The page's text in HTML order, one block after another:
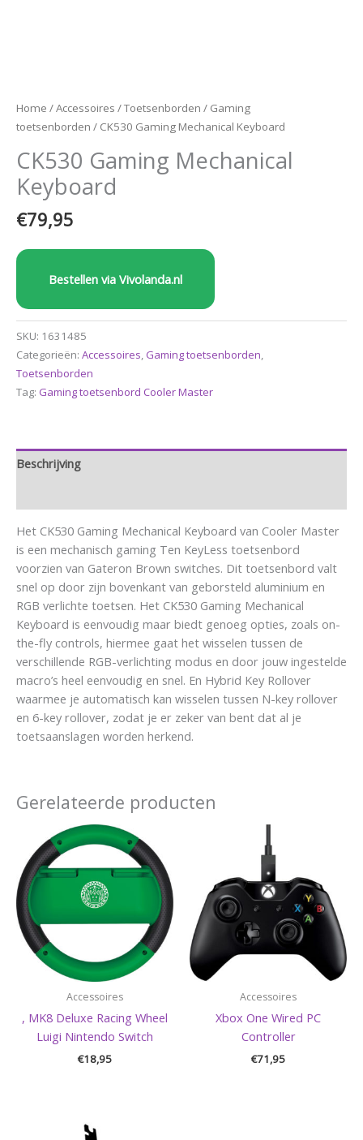
Home /Accessoires /Toetsenborden / Gaming
toetsenborden / CK530 Gaming Mechanical Keyboard
CK530 Gaming Mechanical
Keyboard
€79,95
Bestellen via Vivolanda.nl
SKU: 1631485
Categorieën: Accessoires, Gaming toetsenborden,
Toetsenborden
Tag: Gaming toetsenbord Cooler Master
Beschrijving
Het CK530 Gaming Mechanical Keyboard van Cooler Master
is een mechanisch gaming Ten KeyLess toetsenbord
voorzien van Gateron Brown switches. Dit toetsenbord valt
snel op door zijn bovenkant van geborsteld aluminium en
RGB verlichte toetsen. Het CK530 Gaming Mechanical
Keyboard is eenvoudig maar biedt genoeg opties, zoals on-
the-fly controls, hiermee gaat het wisselen tussen de
verschillende RGB-verlichting modus en door jouw ingestelde
macro’s heel eenvoudig en snel. En Hybrid Key Rollover
waarmee je automatisch kan wisselen tussen N-key rollover
en 6-key rollover, zodat je er zeker van bent dat al je
toetsaanslagen worden herkend.
Gerelateerde producten
Accessoires
, MK8 Deluxe Racing Wheel
Luigi Nintendo Switch
€18,95
Accessoires
Xbox One Wired PC
Controller
€71,95